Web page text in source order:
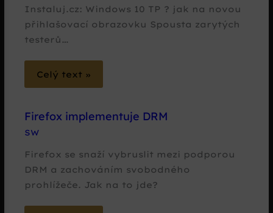
Instaluj.cz: Windows 10 TP ? jak na novou
přihlašovací obrazovku Spousta zarytých
testerů…
Celý text »
Firefox implementuje DRM
SW
Firefox se snaží vybruslit mezi podporou
DRM a zachováním svobodného
prohlížeče. Jak na to jde?